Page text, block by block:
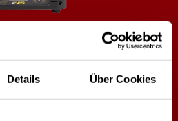
Details Über Cookies
7